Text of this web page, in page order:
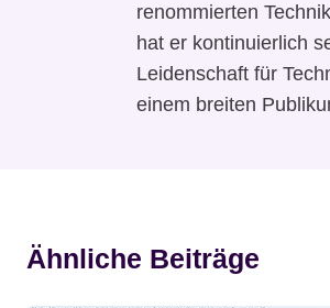
renommierten
hat er kontinuierlich
Leidenschaft für
einem breiten
Ähnliche Beiträge